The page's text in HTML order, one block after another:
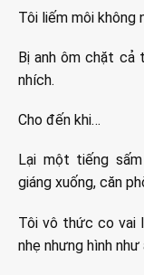
Tôi liếm môi không
Bị anh ôm chặt cả
nhích.
Cho đến khi…
Lại một tiếng
giáng xuống, căn
Tôi vô thức co vai
nhẹ nhưng hình như